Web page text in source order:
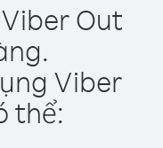
Out
Viber
thể: